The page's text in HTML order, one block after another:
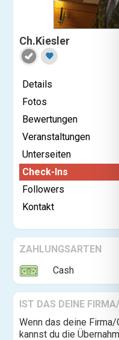
Ch.Kiesler
favorite
Details
Fotos
Bewertungen
Veranstaltungen
Unterseiten
Check-Ins
Followers
Kontakt
ZAHLUNGSARTEN
Cash
IST DAS DEINE
Wenn das deine
kannst du die